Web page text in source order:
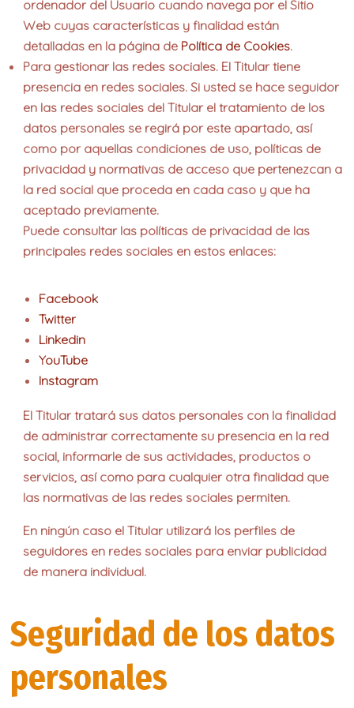
ordenador del Usuario cuando navega por el Sitio
Web cuyas características y finalidad están
detalladas en la página de Política de Cookies.
Para gestionar las redes sociales. El Titular tiene
presencia en redes sociales. Si usted se hace seguidor
en las redes sociales del Titular el tratamiento de los
datos personales se regirá por este apartado, así
como por aquellas condiciones de uso, políticas de
privacidad y normativas de acceso que pertenezcan a
la red social que proceda en cada caso y que ha
aceptado previamente.
Puede consultar las políticas de privacidad de las
principales redes sociales en estos enlaces:
Facebook
Twitter
Linkedin
YouTube
Instagram
El Titular tratará sus datos personales con la finalidad
de administrar correctamente su presencia en la red
social, informarle de sus actividades, productos o
servicios, así como para cualquier otra finalidad que
las normativas de las redes sociales permiten.
En ningún caso el Titular utilizará los perfiles de
seguidores en redes sociales para enviar publicidad
de manera individual.
Seguridad de los datos
personales